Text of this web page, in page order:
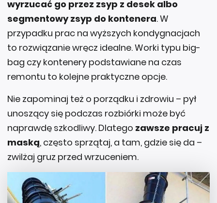
wyrzucać go przez zsyp z desek albo
segmentowy zsyp do kontenera. W
przypadku prac na wyższych kondygnacjach
to rozwiązanie wręcz idealne. Worki typu big-
bag czy kontenery podstawiane na czas
remontu to kolejne praktyczne opcje.
Nie zapominaj też o porządku i zdrowiu – pył
unoszący się podczas rozbiórki może być
naprawdę szkodliwy. Dlatego zawsze pracuj z
maską, często sprzątaj, a tam, gdzie się da –
zwilżaj gruz przed wrzuceniem.